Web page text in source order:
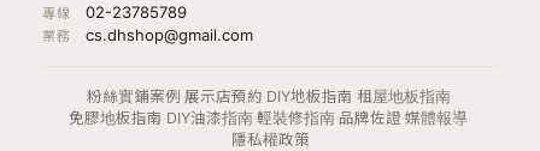
專線 02-23785789
業務 cs.dhshop@gmail.com
粉絲實鋪案例 ·展示店預約·DIY地板指南 ·租屋地板指南·
免膠地板指南 ·DIY油漆指南·輕裝修指南·品牌佐證·媒體報導·
隱私權政策